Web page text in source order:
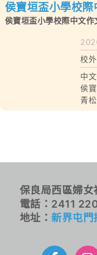
校風及學生支援
聯絡我們
侯寶垣盃小學校際
侯寶垣盃小學校際中文作
校外
中
侯
青
保良局西區婦
電話：2411
地址： 新界屯門